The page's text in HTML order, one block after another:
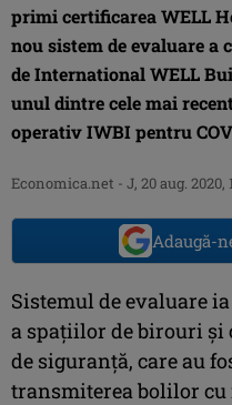
primi certificarea WELL
nou sistem de evaluare a
de International WELL
unul dintre cele mai
operativ IWBI pentru
Economica.net - J, 20 aug. 2020,
Adaugă-
Sistemul de evaluare
a spațiilor de birouri și
de siguranță, care au
transmiterea bolilor